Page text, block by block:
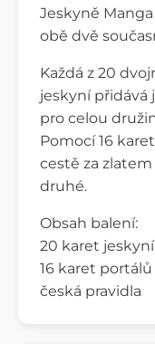
Jeskyně
obě dvě
Každá z 20
jeskyní přidává
pro celou
Pomocí 16
cestě za
druhé.
Obsah balení:
20 karet jeskyní
16 karet portálů
česká pravidla